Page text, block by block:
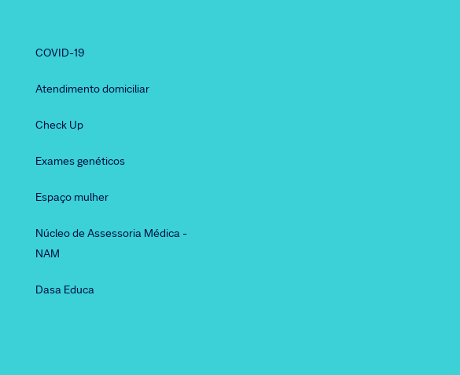
COVID-19
Atendimento domiciliar
Check Up
Exames genéticos
Espaço mulher
Núcleo de Assessoria Médica -
NAM
Dasa Educa